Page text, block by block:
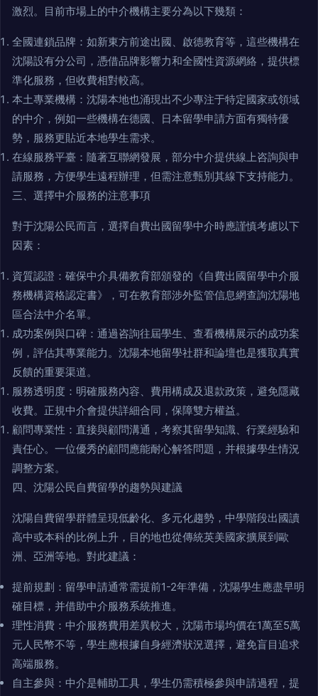
激烈。目前市場上的中介機構主要分為以下幾類：
全國連鎖品牌：如新東方前途出國、啟德教育等，這些機構在
沈陽設有分公司，憑借品牌影響力和全國性資源網絡，提供標
準化服務，但收費相對較高。
本土專業機構：沈陽本地也涌現出不少專注于特定國家或領域
的中介，例如一些機構在德國、日本留學申請方面有獨特優
勢，服務更貼近本地學生需求。
在線服務平臺：隨著互聯網發展，部分中介提供線上咨詢與申
請服務，方便學生遠程辦理，但需注意甄別其線下支持能力。
三、選擇中介服務的注意事項
對于沈陽公民而言，選擇自費出國留學中介時應謹慎考慮以下
因素：
資質認證：確保中介具備教育部頒發的《自費出國留學中介服
務機構資格認定書》，可在教育部涉外監管信息網查詢沈陽地
區合法中介名單。
成功案例與口碑：通過咨詢往屆學生、查看機構展示的成功案
例，評估其專業能力。沈陽本地留學社群和論壇也是獲取真實
反饋的重要渠道。
服務透明度：明確服務內容、費用構成及退款政策，避免隱藏
收費。正規中介會提供詳細合同，保障雙方權益。
顧問專業性：直接與顧問溝通，考察其留學知識、行業經驗和
責任心。一位優秀的顧問應能耐心解答問題，并根據學生情況
調整方案。
四、沈陽公民自費留學的趨勢與建議
沈陽自費留學群體呈現低齡化、多元化趨勢，中學階段出國讀
高中或本科的比例上升，目的地也從傳統英美國家擴展到歐
洲、亞洲等地。對此建議：
提前規劃：留學申請通常需提前1-2年準備，沈陽學生應盡早明
確目標，并借助中介服務系統推進。
理性消費：中介服務費用差異較大，沈陽市場均價在1萬至5萬
元人民幣不等，學生應根據自身經濟狀況選擇，避免盲目追求
高端服務。
自主參與：中介是輔助工具，學生仍需積極參與申請過程，提